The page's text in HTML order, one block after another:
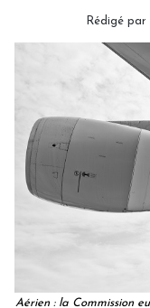
Rédigé par
Aérien : la Commission